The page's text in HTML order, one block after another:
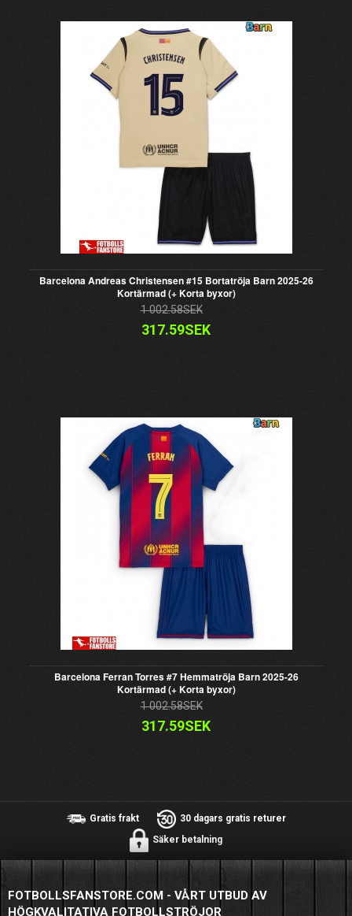
Barcelona Andreas Christensen #15 Bortatröja Barn 2025-26
Kortärmad (+ Korta byxor)
1 002.58SEK
317.59SEK
Barcelona Ferran Torres #7 Hemmatröja Barn 2025-26
Kortärmad (+ Korta byxor)
1 002.58SEK
317.59SEK
Gratis frakt
30 dagars gratis returer
Säker betalning
FOTBOLLSFANSTORE.COM - VÅRT UTBUD AV
HÖGKVALITATIVA FOTBOLLSTRÖJOR